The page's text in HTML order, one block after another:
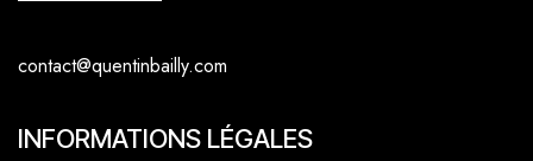
contact@quentinbailly.com
INFORMATIONS LÉGALES